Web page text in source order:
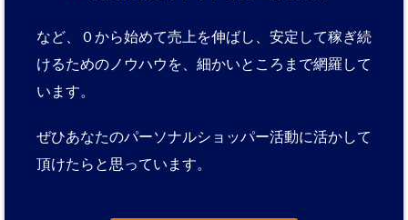
など、０から始めて売上を伸ばし、安定して稼ぎ続
けるためのノウハウを、細かいところまで網羅して
います。
ぜひあなたのパーソナルショッパー活動に活かして
頂けたらと思っています。